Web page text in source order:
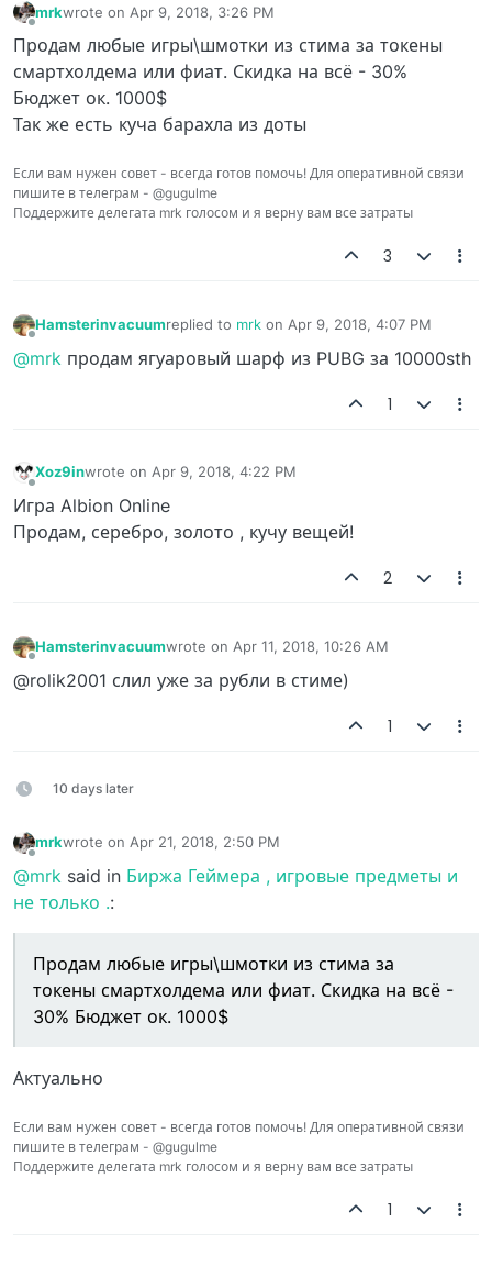
mrkwrote on Apr 9, 2018, 3:26 PM
last edited by
Продам любые игры\шмотки из стима за токены
смартхолдема или фиат. Скидка на всё - 30%
Бюджет ок. 1000$
Так же есть куча барахла из доты
Если вам нужен совет - всегда готов помочь! Для оперативной связи
пишите в телеграм - @gugulme
Поддержите делегата mrk голосом и я верну вам все затраты
3
Hamsterinvacuumreplied to mrk on Apr 9, 2018, 4:07 PM
last edited by
@mrk продам ягуаровый шарф из PUBG за 10000sth
1
Xoz9inwrote on Apr 9, 2018, 4:22 PM
last edited by
Игра Albion Online
Продам, серебро, золото , кучу вещей!
2
Hamsterinvacuumwrote on Apr 11, 2018, 10:26 AM
last edited by
@rolik2001 слил уже за рубли в стиме)
1
10 days later
mrkwrote on Apr 21, 2018, 2:50 PM
last edited by
@mrk said in Биржа Геймера , игровые предметы и
не только .:
Продам любые игры\шмотки из стима за
токены смартхолдема или фиат. Скидка на всё -
30% Бюджет ок. 1000$
Актуально
Если вам нужен совет - всегда готов помочь! Для оперативной связи
пишите в телеграм - @gugulme
Поддержите делегата mrk голосом и я верну вам все затраты
1